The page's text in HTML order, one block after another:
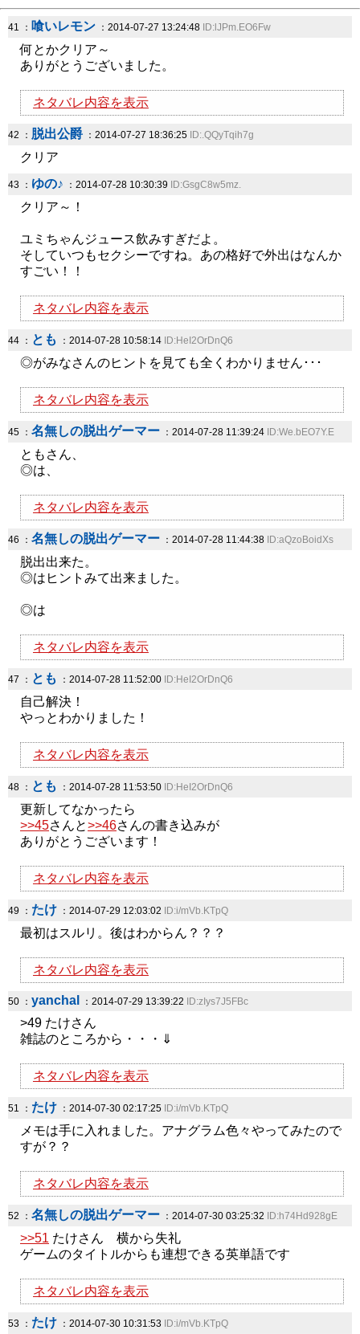
41 ： 喰いレモン ：2014-07-27 13:24:48 ID:lJPm.EO6Fw
何とかクリア～
ありがとうございました。
ネタバレ内容を表示
42 ： 脱出公爵 ：2014-07-27 18:36:25 ID:.QQyTqih7g
クリア
43 ： ゆの♪ ：2014-07-28 10:30:39 ID:GsgC8w5mz.
クリア～！
ユミちゃんジュース飲みすぎだよ。
そしていつもセクシーですね。あの格好で外出はなんか
すごい！！
ネタバレ内容を表示
44 ： とも ：2014-07-28 10:58:14 ID:HeI2OrDnQ6
◎がみなさんのヒントを見ても全くわかりません･･･
ネタバレ内容を表示
45 ： 名無しの脱出ゲーマー ：2014-07-28 11:39:24 ID:We.bEO7Y.E
ともさん、
◎は、
ネタバレ内容を表示
46 ： 名無しの脱出ゲーマー ：2014-07-28 11:44:38 ID:aQzoBoidXs
脱出出来た。
◎はヒントみて出来ました。
◎は
ネタバレ内容を表示
47 ： とも ：2014-07-28 11:52:00 ID:HeI2OrDnQ6
自己解決！
やっとわかりました！
ネタバレ内容を表示
48 ： とも ：2014-07-28 11:53:50 ID:HeI2OrDnQ6
更新してなかったら
>>45さんと>>46さんの書き込みが
ありがとうございます！
ネタバレ内容を表示
49 ： たけ ：2014-07-29 12:03:02 ID:i/mVb.KTpQ
最初はスルリ。後はわからん？？？
ネタバレ内容を表示
50 ： yanchal ：2014-07-29 13:39:22 ID:zIys7J5FBc
>49 たけさん
雑誌のところから・・・⇓
ネタバレ内容を表示
51 ： たけ ：2014-07-30 02:17:25 ID:i/mVb.KTpQ
メモは手に入れました。アナグラム色々やってみたので
すが？？
ネタバレ内容を表示
52 ： 名無しの脱出ゲーマー ：2014-07-30 03:25:32 ID:h74Hd928gE
>>51 たけさん 横から失礼
ゲームのタイトルからも連想できる英単語です
ネタバレ内容を表示
53 ： たけ ：2014-07-30 10:31:53 ID:i/mVb.KTpQ